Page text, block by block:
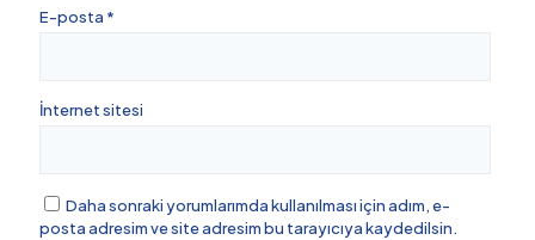
E-posta *
İnternet sitesi
Daha sonraki yorumlarımda kullanılması için adım, e-
posta adresim ve site adresim bu tarayıcıya kaydedilsin.